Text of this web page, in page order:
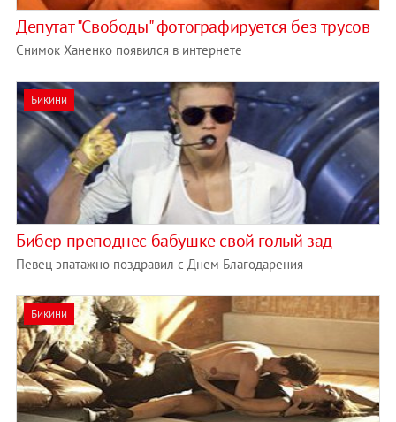
Депутат "Свободы" фотографируется без трусов
Снимок Ханенко появился в интернете
Бикини
Бибер преподнес бабушке свой голый зад
Певец эпатажно поздравил с Днем Благодарения
Бикини